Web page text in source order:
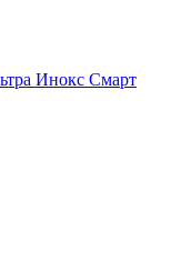
Инокс Смарт